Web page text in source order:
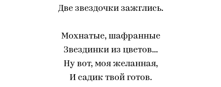
Две звездочки зажглись.
Мохнатые, шафранные
Звездинки из цветов...
Ну вот, моя желанная,
И садик твой готов.